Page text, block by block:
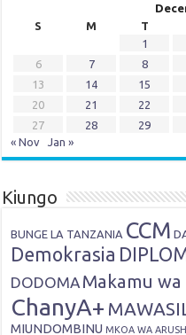
S
M T
1
6
7 8
13
14 15
20
21 22
27
28 29
« Nov
Jan »
Kiungo
BUNGE LA TANZANIA CCM
Demokrasia
DODOMA Makamu wa
ChanyA+
MIUNDOMBINU MKOA WA